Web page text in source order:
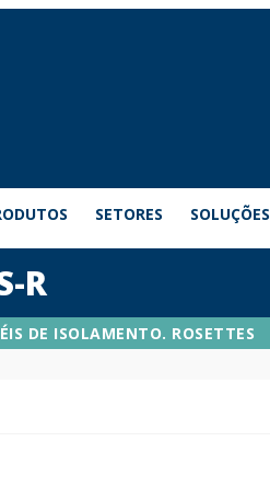
SETORES SOLUÇÕES
R
DE ISOLAMENTO. ROSETTES